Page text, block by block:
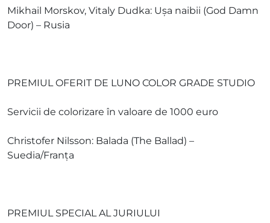
Mikhail Morskov, Vitaly Dudka: Ușa naibii (God Damn
Door) – Rusia
PREMIUL OFERIT DE LUNO COLOR GRADE STUDIO
Servicii de colorizare în valoare de 1000 euro
Christofer Nilsson: Balada (The Ballad) –
Suedia/Franţa
PREMIUL SPECIAL AL JURIULUI